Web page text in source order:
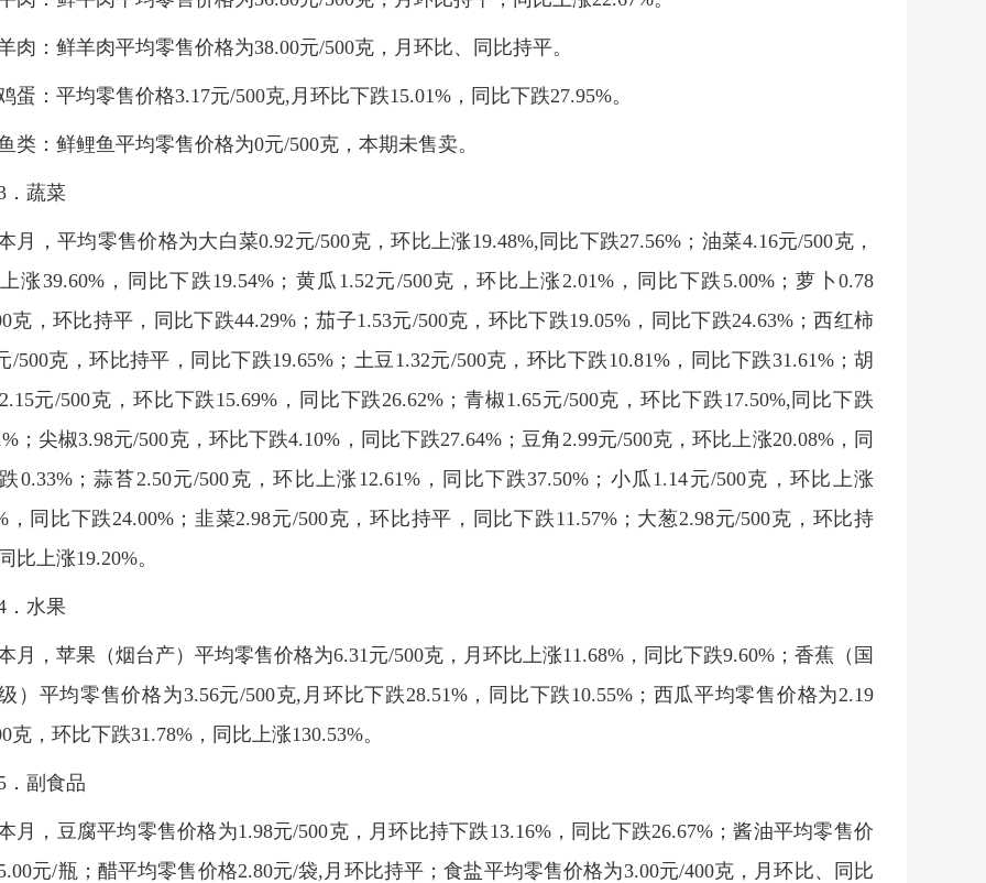
肉：鲜羊肉平均零售价格为38.00元/500克，月环比、同比持平。
蛋：平均零售价格3.17元/500克,月环比下跌15.01%，同比下跌27.95%。
类：鲜鲤鱼平均零售价格为0元/500克，本期未售卖。
．蔬菜
月，平均零售价格为大白菜0.92元/500克，环比上涨19.48%,同比下跌27.56%；油菜4.16元/500克，
涨39.60%，同比下跌19.54%；黄瓜1.52元/500克，环比上涨2.01%，同比下跌5.00%；萝卜0.78
克，环比持平，同比下跌44.29%；茄子1.53元/500克，环比下跌19.05%，同比下跌24.63%；西红柿
/500克，环比持平，同比下跌19.65%；土豆1.32元/500克，环比下跌10.81%，同比下跌31.61%；胡
元/500克，环比下跌15.69%，同比下跌26.62%；青椒1.65元/500克，环比下跌17.50%,同比下跌
；尖椒3.98元/500克，环比下跌4.10%，同比下跌27.64%；豆角2.99元/500克，环比上涨20.08%，同
0.33%；蒜苔2.50元/500克，环比上涨12.61%，同比下跌37.50%；小瓜1.14元/500克，环比上涨
，同比下跌24.00%；韭菜2.98元/500克，环比持平，同比下跌11.57%；大葱2.98元/500克，环比持
比上涨19.20%。
． 水果
月，苹果（烟台产）平均零售价格为6.31元/500克，月环比上涨11.68%，同比下跌9.60%；香蕉（国
）平均零售价格为3.56元/500克,月环比下跌28.51%，同比下跌10.55%；西瓜平均零售价格为2.19
克，环比下跌31.78%，同比上涨130.53%。
． 副食品
月，豆腐平均零售价格为1.98元/500克，月环比持下跌13.16%，同比下跌26.67%；酱油平均零售价
元/瓶；醋平均零售价格2.80元/袋,月环比持平；食盐平均零售价格为3.00元/400克，月环比、同比